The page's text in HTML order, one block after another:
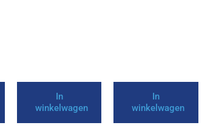
In
winkelwagen
In
winkelwagen